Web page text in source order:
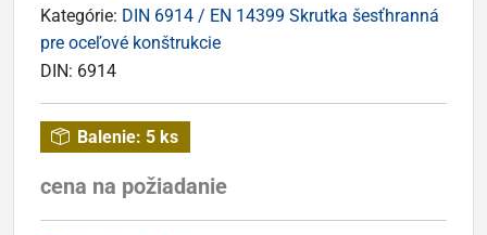
Kategórie: DIN 6914 / EN 14399 Skrutka šesťhranná
pre oceľové konštrukcie
DIN: 6914
Balenie: 5 ks
cena na požiadanie